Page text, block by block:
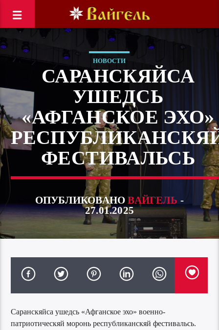
НОВОСТИ
САРАНСКЯЙСА
УШЕДСЬ
«АФГАНСКОЕ ЭХО»
ФЕСТИВАЛЬСЬ
ОПУБЛИКОВАНОВАЙГЕЛЬ -
27.01.2025
Саранскяйса ушедсь «Афганское эхо» военно-
патриотическяй моронь республиканскяй фестивальсь.